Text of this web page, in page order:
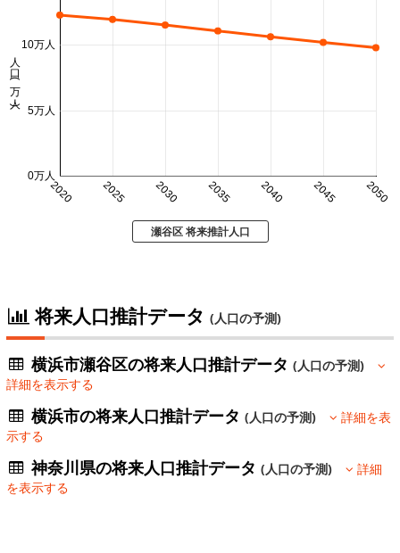
2020 2025 2030 2035 2040 2045 2050
0万人
5万人
10万人
人口 (万人)
瀬谷区 将来推計人口
将来人口推計データ (人口の予測)
横浜市瀬谷区の将来人口推計データ(人口の予測)
詳細を表示する
横浜市の将来人口推計データ(人口の予測)
詳細を表
示する
神奈川県の将来人口推計データ(人口の予測)
詳細
を表示する